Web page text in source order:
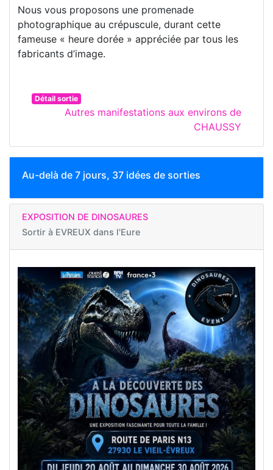
Nous vous proposons une promenade
photographique au crépuscule, durant cette
fameuse « heure dorée » appréciée par tous les
fabricants d’image.
Détail sortie
Autres manifestations aux environs de
CHAUSSY
Au-delà de 7 jours, 37 idées de sorties
EXPOSITION DE DINOSAURES
Sortir à EVREUX dans l'Eure